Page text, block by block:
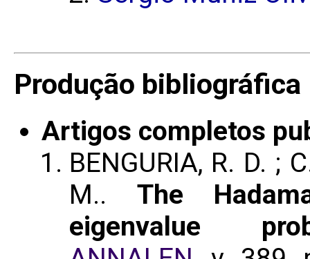
Produção bibliográfica
Artigos completos
BENGURIA, R. D. ;
M.. The
eigenvalue